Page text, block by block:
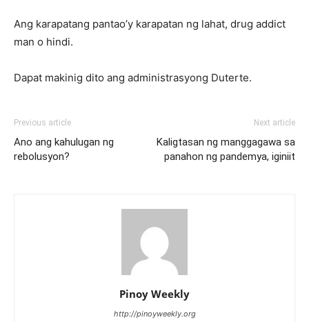
Ang karapatang pantao’y karapatan ng lahat, drug addict
man o hindi.
Dapat makinig dito ang administrasyong Duterte.
Previous article
Ano ang kahulugan ng
rebolusyon?
Next article
Kaligtasan ng manggagawa sa
panahon ng pandemya, iginiit
Pinoy Weekly
http://pinoyweekly.org